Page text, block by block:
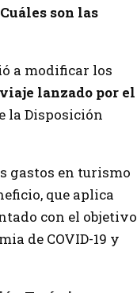
son las
a modificar los
lanzado por el
la Disposición
gastos en turismo
que aplica
con el objetivo
de COVID-19 y